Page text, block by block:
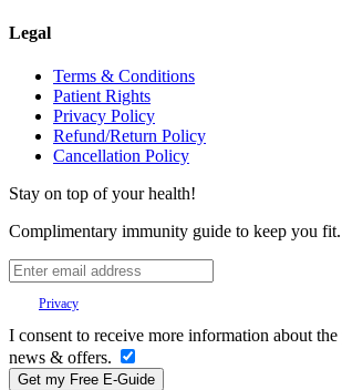
Legal
Terms & Conditions
Patient Rights
Privacy Policy
Refund/Return Policy
Cancellation Policy
Stay on top of your health!
Complimentary immunity guide to keep you fit.
Privacy
I consent to receive more information about the
news & offers.